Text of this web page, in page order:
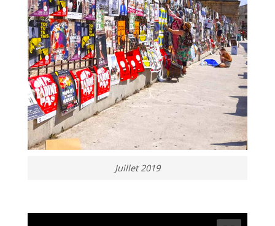
Juillet 2019